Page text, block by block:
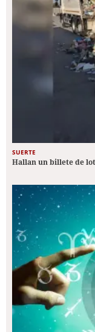
SUERTE
Hallan un billete de